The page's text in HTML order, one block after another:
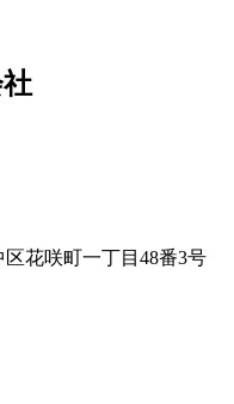
区花咲町一丁目48番3号